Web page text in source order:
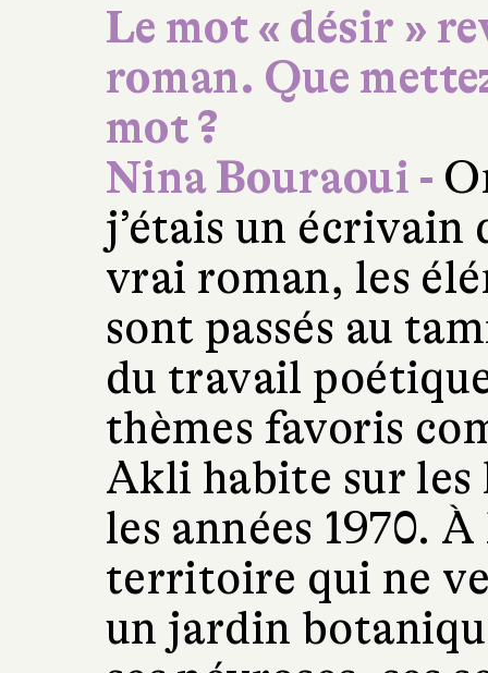
Le mot « désir »
roman. Que
mot ?
Nina Bouraoui -
j’étais un écrivain
vrai roman, les
sont passés au
du travail
thèmes favoris
Akli habite sur les
les années 1970.
territoire qui ne
un jardin